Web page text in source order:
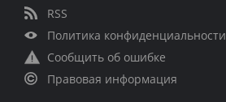
RSS
Политика конфиденциальности
Сообщить об ошибке
Правовая информация